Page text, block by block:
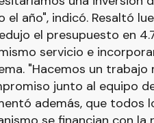
el año", indicó. Resaltó
el presupuesto en
servicio e
"Hacemos un
junto al equipo
además, que todos